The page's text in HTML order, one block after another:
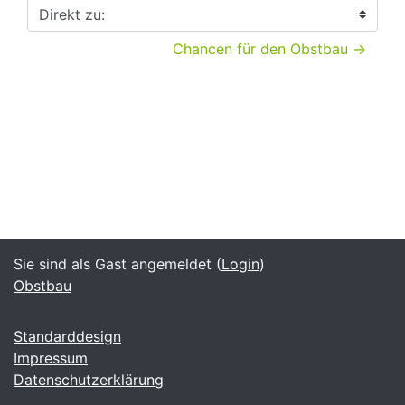
Direkt zu:
Chancen für den Obstbau →
Sie sind als Gast angemeldet (Login)
Obstbau
Standarddesign
Impressum
Datenschutzerklärung